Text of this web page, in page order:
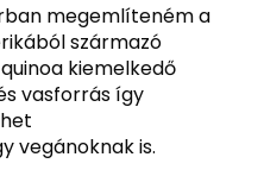
megemlíteném a
származó
kiemelkedő
vasforrás így
vegánoknak is.